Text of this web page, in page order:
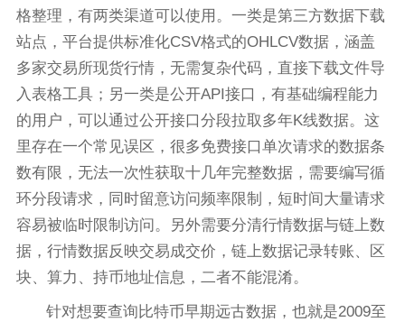
格整理，有两类渠道可以使用。一类是第三方数据下载
站点，平台提供标准化CSV格式的OHLCV数据，涵盖
多家交易所现货行情，无需复杂代码，直接下载文件导
入表格工具；另一类是公开API接口，有基础编程能力
的用户，可以通过公开接口分段拉取多年K线数据。这
里存在一个常见误区，很多免费接口单次请求的数据条
数有限，无法一次性获取十几年完整数据，需要编写循
环分段请求，同时留意访问频率限制，短时间大量请求
容易被临时限制访问。另外需要分清行情数据与链上数
据，行情数据反映交易成交价，链上数据记录转账、区
块、算力、持币地址信息，二者不能混淆。
针对想要查询比特币早期远古数据，也就是2009至